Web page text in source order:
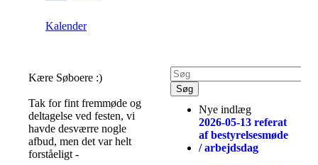
Kalender
Kære Søboere :)
Tak for fint fremmøde og
deltagelse ved festen, vi
havde desværre nogle
afbud, men det var helt
forståeligt -
Nye indlæg
2026-05-13 referat
af bestyrelsesmøde
/ arbejdsdag